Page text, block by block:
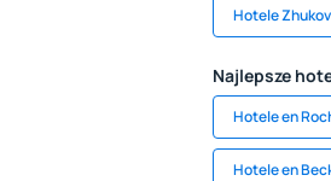
Hotele
Najlepsze
Hotele en
Hotele en